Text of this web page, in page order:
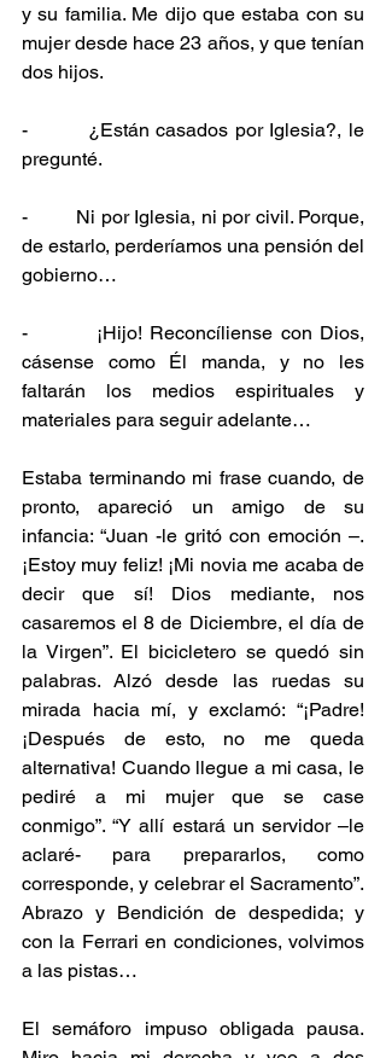
y su familia. Me dijo que estaba con su
mujer desde hace 23 años, y que tenían
dos hijos.
-         ¿Están casados por Iglesia?, le
pregunté.
-         Ni por Iglesia, ni por civil. Porque,
de estarlo, perderíamos una pensión del
gobierno…
-         ¡Hijo! Reconcíliense con Dios,
cásense como Él manda, y no les
faltarán los medios espirituales y
materiales para seguir adelante…
Estaba terminando mi frase cuando, de
pronto, apareció un amigo de su
infancia: “Juan -le gritó con emoción –.
¡Estoy muy feliz! ¡Mi novia me acaba de
decir que sí! Dios mediante, nos
casaremos el 8 de Diciembre, el día de
la Virgen”. El bicicletero se quedó sin
palabras. Alzó desde las ruedas su
mirada hacia mí, y exclamó: “¡Padre!
¡Después de esto, no me queda
alternativa! Cuando llegue a mi casa, le
pediré a mi mujer que se case
conmigo”. “Y allí estará un servidor –le
aclaré- para prepararlos, como
corresponde, y celebrar el Sacramento”.
Abrazo y Bendición de despedida; y
con la Ferrari en condiciones, volvimos
a las pistas…
El semáforo impuso obligada pausa.